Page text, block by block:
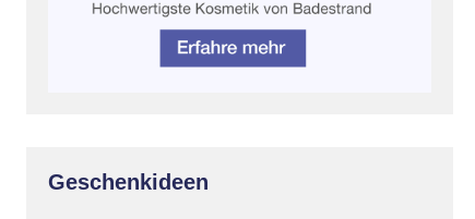
Geschenkideen